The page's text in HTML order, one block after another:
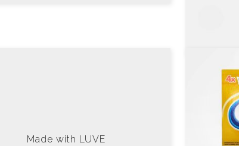
Made with LUVE